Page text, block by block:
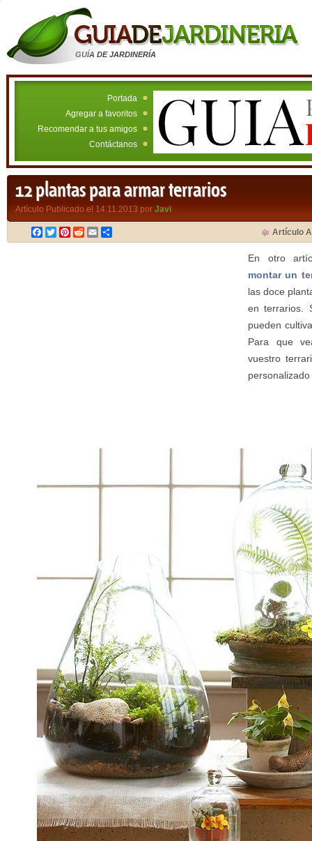
GUÍA DE JARDINERÍA
Portada
Agregar a favoritos
Recomendar a tus amigos
Contáctanos
12 plantas para armar terrarios
Artículo Publicado el 14.11.2013 por Javi
Facebook
TwitterPinterest
RedditEmail Artículo
En otro
montar un
las doce
en terrarios.
pueden
Para que
vuestro